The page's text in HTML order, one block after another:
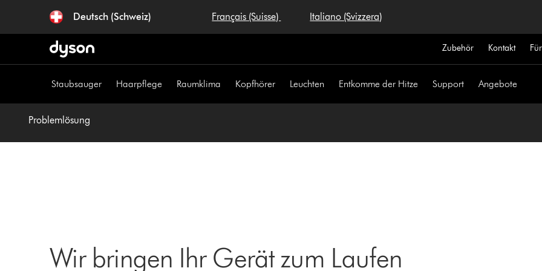
überspringen
Deutsch (Schweiz) Français (Suisse) Italiano (Svizzera)
Zubehör Kontakt
Staubsauger Haarpflege Raumklima Kopfhörer Leuchten Entkomme der Hitze Support Angebote
Problemlösung
Wir bringen Ihr Gerät zum Laufen